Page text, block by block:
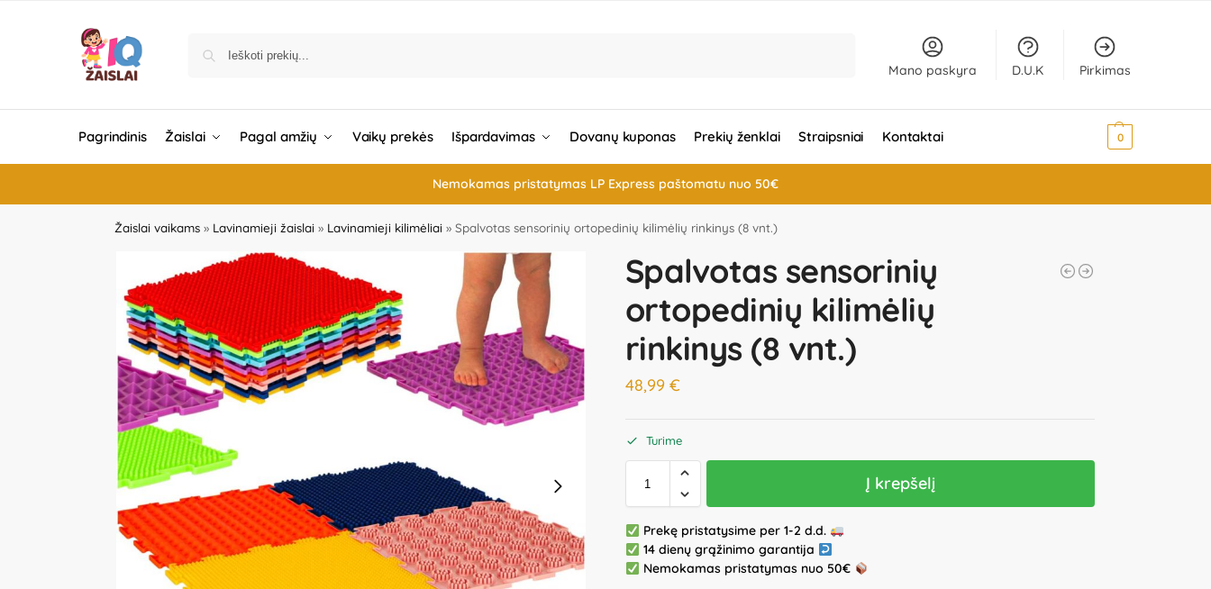
Mano paskyra D.U.K Pirkimas
Pagrindinis Žaislai Pagal amžių Vaikų prekės Išpardavimas Dovanų kuponas Prekių ženklai Straipsniai Kontaktai 0
Nemokamas pristatymas LP Express paštomatu nuo 50€
Žaislai vaikams » Lavinamieji žaislai » Lavinamieji kilimėliai »Spalvotas sensorinių ortopedinių kilimėlių rinkinys (8 vnt.)
Spalvotas sensorinių
ortopedinių kilimėlių
rinkinys (8 vnt.)
48,99 €
Turime
Į krepšelį
Prekę pristatysime per 1-2 d.d.
14 dienų grąžinimo garantija
Nemokamas pristatymas nuo 50€